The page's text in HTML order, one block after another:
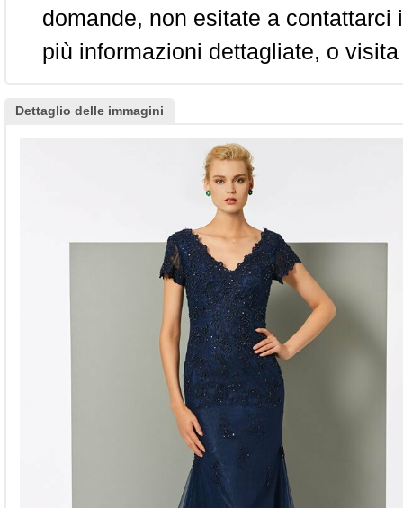
domande, non esitate a
più informazioni dettagliate, o
Dettaglio delle immagini